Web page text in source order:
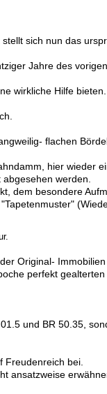
sich nun das
Jahre des
wirkliche Hilfe
flachen
hier wieder
werden.
dem besondere
Original-
perfekt
und BR 50.35,
Freudenreich bei.
ansatzweise